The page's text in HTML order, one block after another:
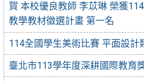
賀 本校優良教師 李苡琳 榮獲
教學教材徵選計畫 第一名
114全國學生美術比賽 平面設計
臺北市113學年度深耕國際教育